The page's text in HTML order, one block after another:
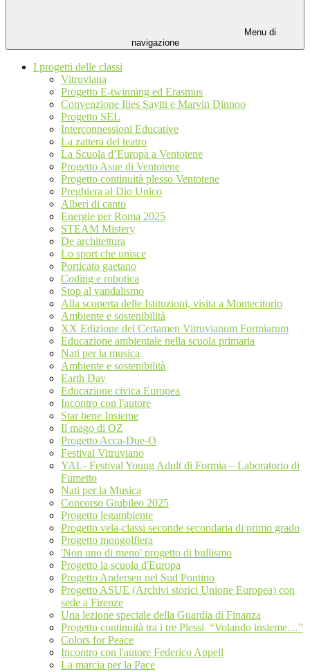
Menu di
navigazione
I progetti delle classi
Vitruviana
Progetto E-twinning ed Erasmus
Convenzione Ilies Saytti e Marvin Dinnoo
Progetto SEL
Interconnessioni Educative
La zattera del teatro
La Scuola d’Europa a Ventotene
Progetto Asue di Ventotene
Progetto continuità plesso Ventotene
Preghiera al Dio Unico
Alberi di canto
Energie per Roma 2025
STEAM Mistery
De architettura
Lo sport che unisce
Porticato gaetano
Coding e robotica
Stop al vandalismo
Alla scoperta delle Istituzioni, visita a Montecitorio
Ambiente e sostenibilità
XX Edizione del Certamen Vitruvianum Formiarum
Educazione ambientale nella scuola primaria
Nati per la musica
Ambiente e sostenibilità
Earth Day
Educazione civica Europea
Incontro con l'autore
Star bene Insieme
Il mago di OZ
Progetto Acca-Due-O
Festival Vitruviano
YAL- Festival Young Adult di Formia – Laboratorio di
Fumetto
Nati per la Musica
Concorso Giubileo 2025
Progetto legambiente
Progetto vela-classi seconde secondaria di primo grado
Progetto mongolfiera
'Non uno di meno' progetto di bullismo
Progetto la scuola d'Europa
Progetto Andersen nel Sud Pontino
Progetto ASUE (Archivi storici Unione Europea) con
sede a Firenze
Una lezione speciale della Guardia di Finanza
Progetto continuità tra i tre Plessi “Volando insieme…”
Colors for Peace
Incontro con l'autore Federico Appell
La marcia per la Pace